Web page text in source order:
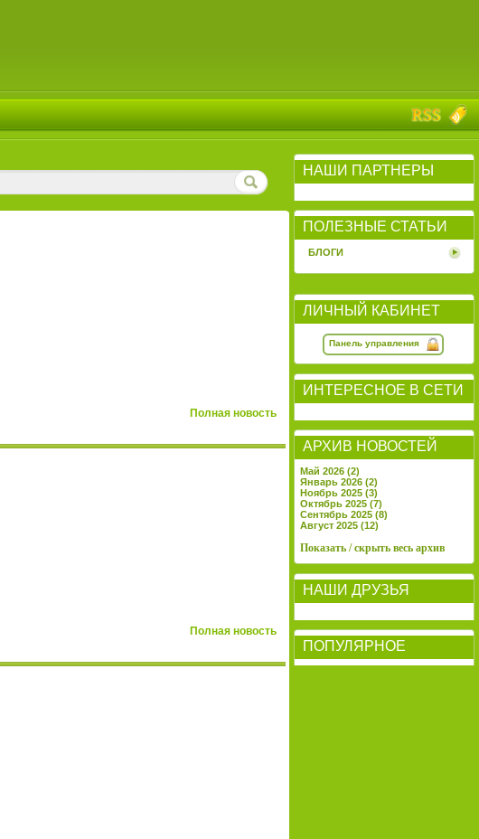
Полная новость
Полная новость
НАШИ ПАРТНЕРЫ
ПОЛЕЗНЫЕ СТАТЬИ
БЛОГИ
ЛИЧНЫЙ КАБИНЕТ
Панель управления
ИНТЕРЕСНОЕ В СЕТИ
АРХИВ НОВОСТЕЙ
Май 2026 (2)
Январь 2026 (2)
Ноябрь 2025 (3)
Октябрь 2025 (7)
Сентябрь 2025 (8)
Август 2025 (12)
Показать / скрыть весь архив
НАШИ ДРУЗЬЯ
ПОПУЛЯРНОЕ